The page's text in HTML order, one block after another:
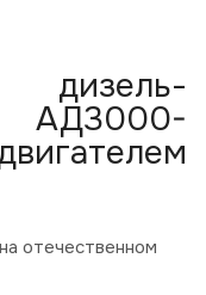
дизель-
АД3000-
отечественном